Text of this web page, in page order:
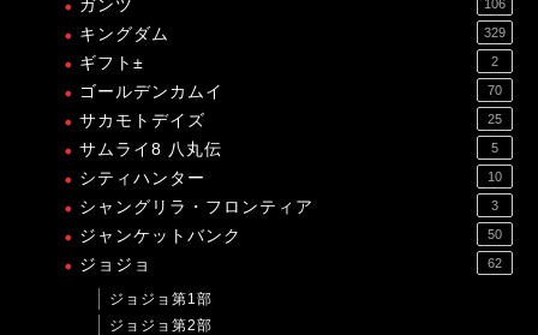
ガンツ 106
キングダム 329
ギフト± 2
ゴールデンカムイ 70
サカモトデイズ 25
サムライ8 八丸伝 5
シティハンター 10
シャングリラ・フロンティア 3
ジャンケットバンク 50
ジョジョ 62
ジョジョ第1部
ジョジョ第2部